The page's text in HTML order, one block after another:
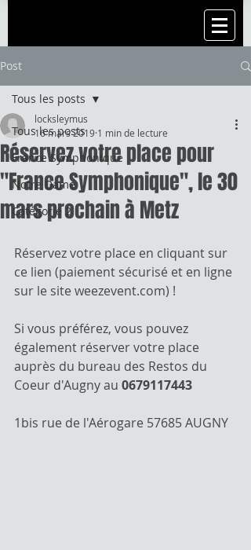
Post
Tous les posts
France Symphonique
Notre Dame
Catégorie 2
Tous les posts
Réservez votre place pour
"France Symphonique", le 30
mars prochain à Metz
locksleymus
16 mars 2019 1 min de lecture
Réservez votre place en cliquant sur
ce lien (paiement sécurisé et en ligne
sur le site weezevent.com) !
Si vous préférez, vous pouvez
également réserver votre place
auprès du bureau des Restos du
Coeur d'Augny au 0679117443
1bis rue de l'Aérogare 57685 AUGNY